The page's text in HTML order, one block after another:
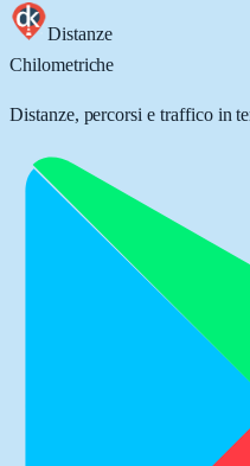
Distanze
Chilometriche
Distanze, percorsi e traffico in